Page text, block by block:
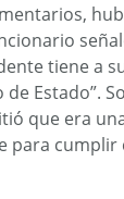
tiene a
Estado”.
que era
para